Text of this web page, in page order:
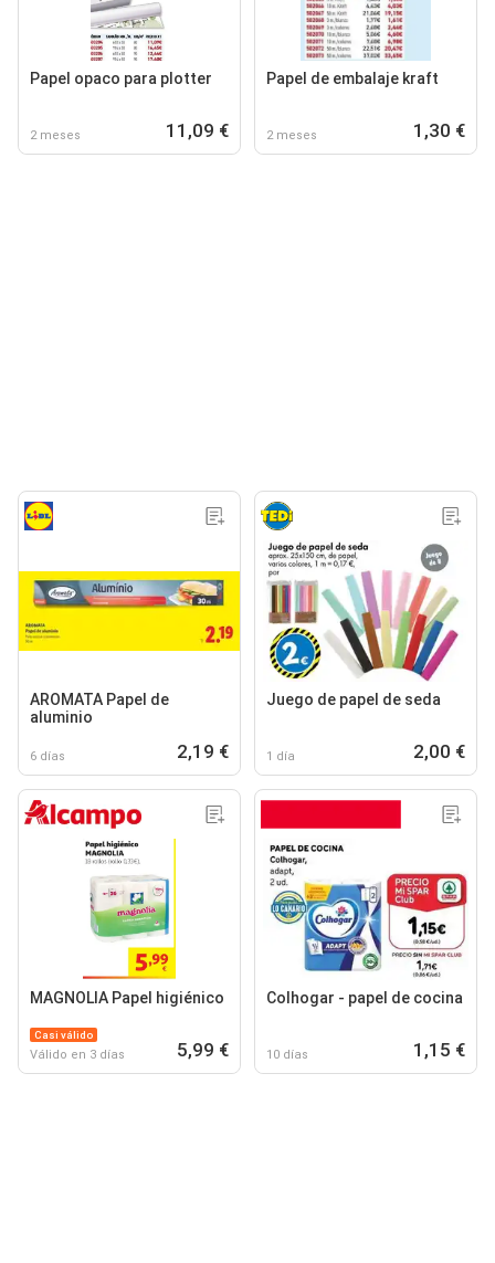
Papel opaco para plotter
2 meses 11,09 €
Papel de embalaje kraft
2 meses 1,30 €
AROMATA Papel de
aluminio
6 días 2,19 €
Juego de papel de seda
1 día 2,00 €
MAGNOLIA Papel higiénico
Casi válido
Válido en 3 días 5,99 €
Colhogar - papel de cocina
10 días 1,15 €